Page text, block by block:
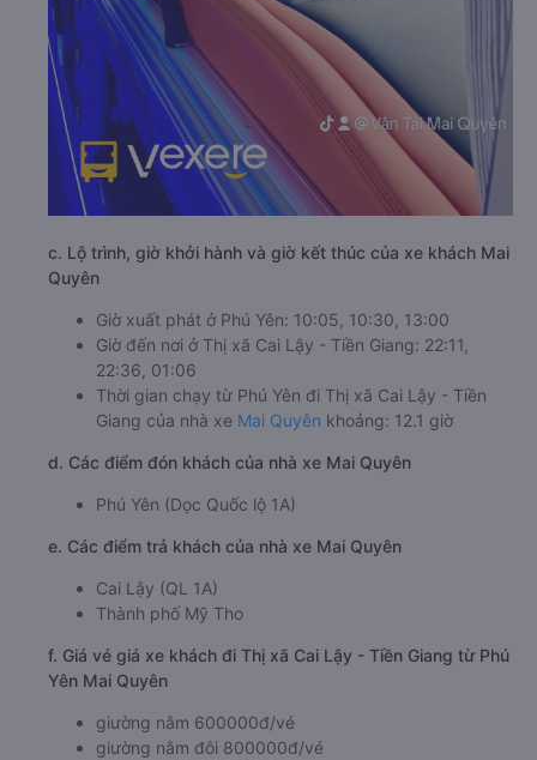
c. Lộ trình, giờ khởi hành và giờ kết thúc của xe khách Mai
Quyên
Giờ xuất phát ở Phú Yên: 10:05, 10:30, 13:00
Giờ đến nơi ở Thị xã Cai Lậy - Tiền Giang: 22:11,
22:36, 01:06
Thời gian chạy từ Phú Yên đi Thị xã Cai Lậy - Tiền
Giang của nhà xe Mai Quyên khoảng: 12.1 giờ
d. Các điểm đón khách của nhà xe Mai Quyên
Phú Yên (Dọc Quốc lộ 1A)
e. Các điểm trả khách của nhà xe Mai Quyên
Cai Lậy (QL 1A)
Thành phố Mỹ Tho
f. Giá vé giá xe khách đi Thị xã Cai Lậy - Tiền Giang từ Phú
Yên Mai Quyên
giường nằm 600000đ/vé
giường nằm đôi 800000đ/vé